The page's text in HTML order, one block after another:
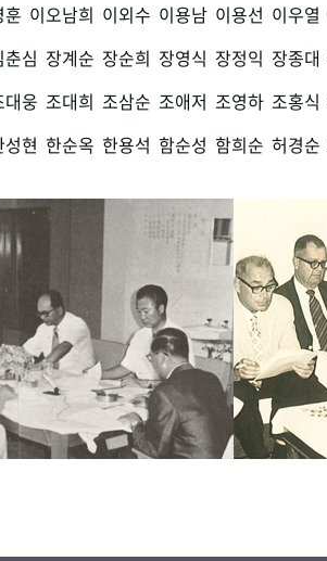
훈 이오남희 이외수 이용남 이용선 이우열
춘심 장계순 장순희 장영식 장정익 장종대
대웅 조대희 조삼순 조애저 조영하 조홍식
성현 한순옥 한용석 함순성 함희순 허경순